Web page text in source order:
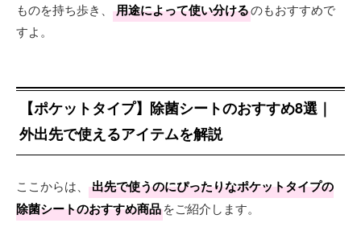
ものを持ち歩き、
用途によって使い分けるのもおすすめで
すよ。
【ポケットタイプ】除菌シートのおすすめ8選｜
外出先で使えるアイテムを解説
ここからは、
出先で使うのにぴったりなポケットタイプの
除菌シートのおすすめ商品をご紹介します。